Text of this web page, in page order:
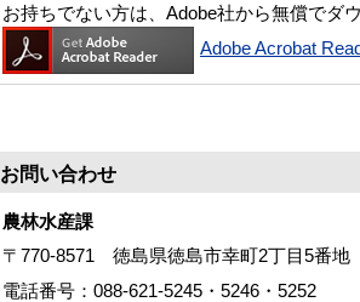
お持ちでない方は、Adobe社から無償でダ
Adobe Acrobat
お問い合わせ
農林水産課
〒770-8571 徳島県徳島市幸町2丁目5番地
電話番号：088-621-5245・5246・5252